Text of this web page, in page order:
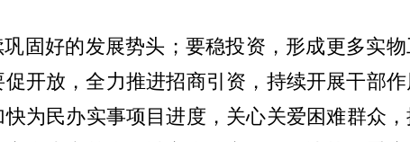
固好的发展势头；要稳投资，形成更多实物
开放，全力推进招商引资，持续开展干部
为民办实事项目进度，关心关爱困难群众